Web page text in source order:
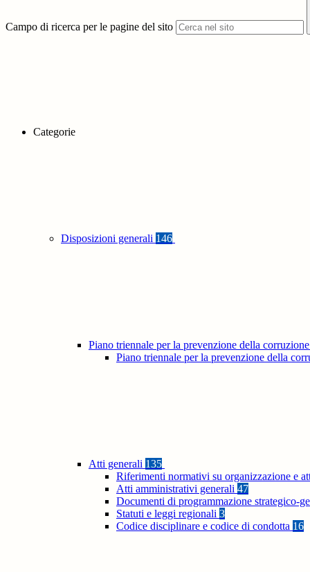
Campo di ricerca per le pagine del sito
Categorie
Disposizioni generali 146
Piano triennale per la prevenzione della
Piano triennale per la prevenzione della
Atti generali 135
Riferimenti normativi su organizzazione e
Atti amministrativi generali 47
Documenti di programmazione strategico-
Statuti e leggi regionali 3
Codice disciplinare e codice di condotta 16